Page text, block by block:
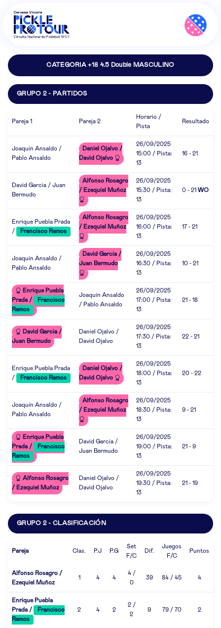
CATEGORIA +18 4.5 Double MASCULINO
GRUPO 2 - PARTIDOS
Pareja 1 Pareja 2
Horario /
Pista
Resultado
Joaquín Ansaldo /
Pablo Ansaldo
Daniel Ojalvo /
David Ojalvo
26/09/2025
15:00 / Pista:
13
16 - 21
David Garcia / Juan
Bermudo
Alfonso Rosagro
/ Ezequiel Muñoz
26/09/2025
15:30 / Pista:
13
0 - 21 WO
Enrique Puebla Prada
/
Francisco Ramos
Alfonso Rosagro
/ Ezequiel Muñoz
26/09/2025
16:00 / Pista:
13
17 - 21
Joaquín Ansaldo /
Pablo Ansaldo
David Garcia /
Juan Bermudo
26/09/2025
16:30 / Pista:
13
10 - 21
Enrique Puebla
Prada /
Francisco
Ramos
Joaquín Ansaldo
/ Pablo Ansaldo
26/09/2025
17:00 / Pista:
13
21 - 18
David Garcia /
Juan Bermudo
Daniel Ojalvo /
David Ojalvo
26/09/2025
17:30 / Pista:
13
22 - 21
Enrique Puebla Prada
/
Francisco Ramos
Daniel Ojalvo /
David Ojalvo
26/09/2025
18:00 / Pista:
13
20 - 22
Joaquín Ansaldo /
Pablo Ansaldo
Alfonso Rosagro
/ Ezequiel Muñoz
26/09/2025
18:30 / Pista:
13
9 - 21
Enrique Puebla
Prada /
Francisco
Ramos
David Garcia /
Juan Bermudo
26/09/2025
19:00 / Pista:
13
21 - 9
Alfonso Rosagro
/ Ezequiel Muñoz
Daniel Ojalvo /
David Ojalvo
26/09/2025
19:30 / Pista:
13
21 - 19
GRUPO 2 - CLASIFICACIÓN
Pareja Clas. P.J P.G
Set
F/C
Dif.
Juegos
F/C
Puntos
Alfonso Rosagro /
Ezequiel Muñoz
1 4 4
4 /
0
39 84 / 45 4
Enrique Puebla
Prada /
Francisco
Ramos
2 4 2
2 /
2
9 79 / 70 2